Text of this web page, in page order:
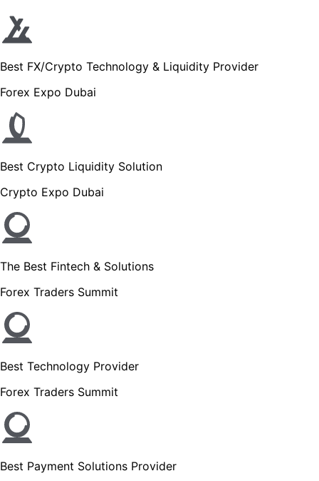
Best FX/Crypto Technology & Liquidity Provider
Forex Expo Dubai
Best Crypto Liquidity Solution
Crypto Expo Dubai
The Best Fintech & Solutions
Forex Traders Summit
Best Technology Provider
Forex Traders Summit
Best Payment Solutions Provider